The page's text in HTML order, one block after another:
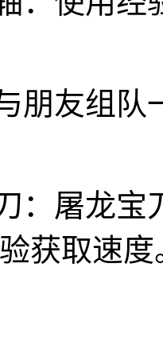
朋友组队
：屠龙
获取速度